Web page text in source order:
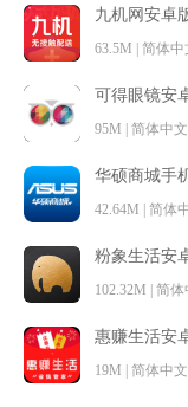
1.商品分享，选择
2.每天团购上新，
3.提供了委托代下
4.用户可以通过两
5.一键收藏商品资
6.支持商品库存查
九机网安卓
63.5M | 简体中
可得眼镜安
95M | 简体中文
华硕商城手
42.64M | 简体
粉象生活安
102.32M | 简体
惠赚生活安
19M | 简体中文